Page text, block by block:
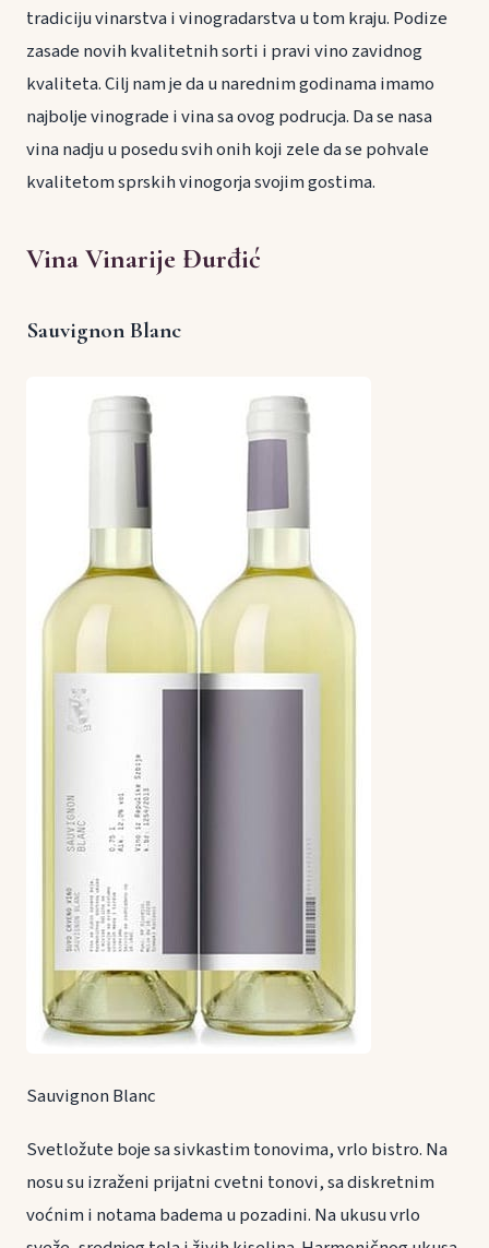
tradiciju vinarstva i vinogradarstva u tom kraju. Podize
zasade novih kvalitetnih sorti i pravi vino zavidnog
kvaliteta. Cilj nam je da u narednim godinama imamo
najbolje vinograde i vina sa ovog podrucja. Da se nasa
vina nadju u posedu svih onih koji zele da se pohvale
kvalitetom sprskih vinogorja svojim gostima.
Vina Vinarije Đurđić
Sauvignon Blanc
Sauvignon Blanc
Svetložute boje sa sivkastim tonovima, vrlo bistro. Na
nosu su izraženi prijatni cvetni tonovi, sa diskretnim
voćnim i notama badema u pozadini. Na ukusu vrlo